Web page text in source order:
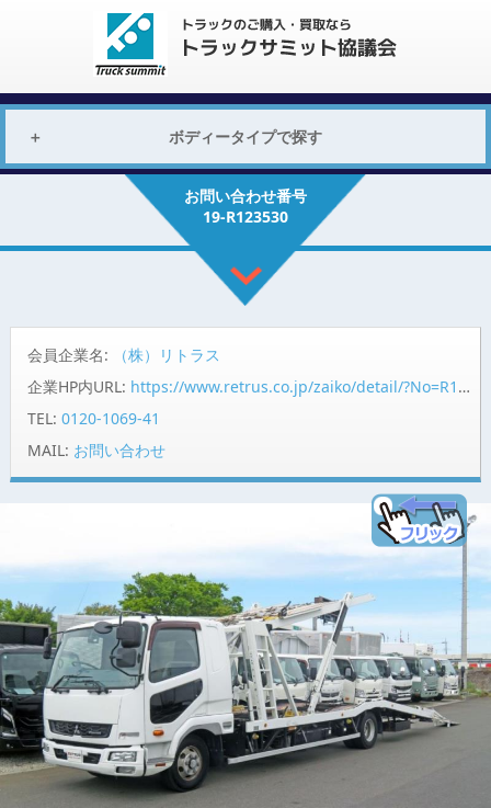
ボディータイプで探す
お問い合わせ番号
19-R123530
会員企業名:
（株）リトラス
企業HP内URL: https://www.retrus.co.jp/zaiko/detail/?No=R123530
TEL: 0120-1069-41
MAIL: お問い合わせ